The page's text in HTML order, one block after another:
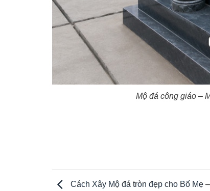
Mộ đá công giáo –
Cách Xây Mộ đá tròn đẹp cho Bố Mẹ